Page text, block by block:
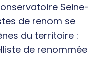
Seine-
de renom se
du territoire :
de renommée